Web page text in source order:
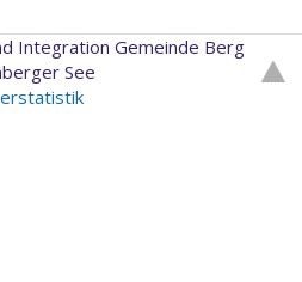
Integration Gemeinde Berg
See